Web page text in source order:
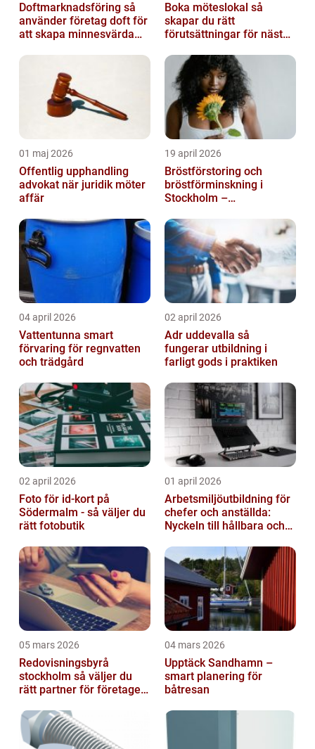
Doftmarknadsföring så
använder företag doft för
att skapa minnesvärda
Boka möteslokal så
skapar du rätt
förutsättningar för nästa
01 maj 2026
Offentlig upphandling
advokat när juridik möter
affär
19 april 2026
Bröstförstoring och
bröstförminskning i
Stockholm –
04 april 2026
Vattentunna smart
förvaring för regnvatten
och trädgård
02 april 2026
Adr uddevalla så
fungerar utbildning i
farligt gods i praktiken
02 april 2026
Foto för id-kort på
Södermalm - så väljer du
rätt fotobutik
01 april 2026
Arbetsmiljöutbildning för
chefer och anställda:
Nyckeln till hållbara och
05 mars 2026
Redovisningsbyrå
stockholm så väljer du
rätt partner för företagets
04 mars 2026
Upptäck Sandhamn –
smart planering för
båtresan